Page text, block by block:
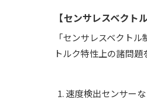
【センサレスベクト
「センサレスベクト
トルク特性上の諸問
速度検出センサー